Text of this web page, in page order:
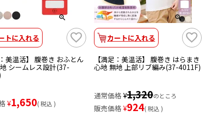
トに入れる
美温活】 腹巻き おふとん
シームレス設計(37-
¥1,650 税込
カートに入れる
【満足：美温活】 腹巻き はらまき
心地 無地 上部リブ編み(37-4011F)
通常価格 ¥1,320のところ
販売価格 ¥924 税込